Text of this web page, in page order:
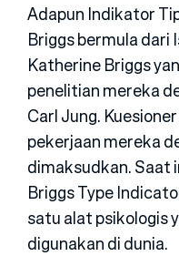
Adapun Indikator
Briggs bermula dari
Katherine Briggs
penelitian mereka
Carl Jung.
pekerjaan mereka
dimaksudkan. Saat
Briggs Type
satu alat psikologis
digunakan di dunia.